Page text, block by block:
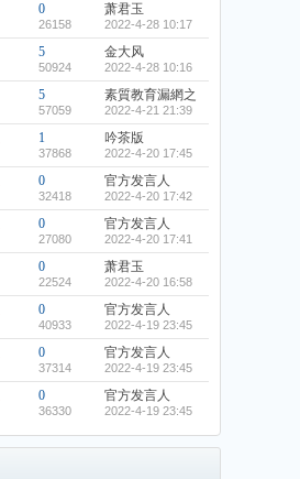
0
26158
萧君玉
2022-4-28 10:17
5
50924
金大风
2022-4-28 10:16
5
57059
素質教育漏網之
2022-4-21 21:39
1
37868
吟茶版
2022-4-20 17:45
0
32418
官方发言人
2022-4-20 17:42
0
27080
官方发言人
2022-4-20 17:41
0
22524
萧君玉
2022-4-20 16:58
0
40933
官方发言人
2022-4-19 23:45
0
37314
官方发言人
2022-4-19 23:45
0
36330
官方发言人
2022-4-19 23:45